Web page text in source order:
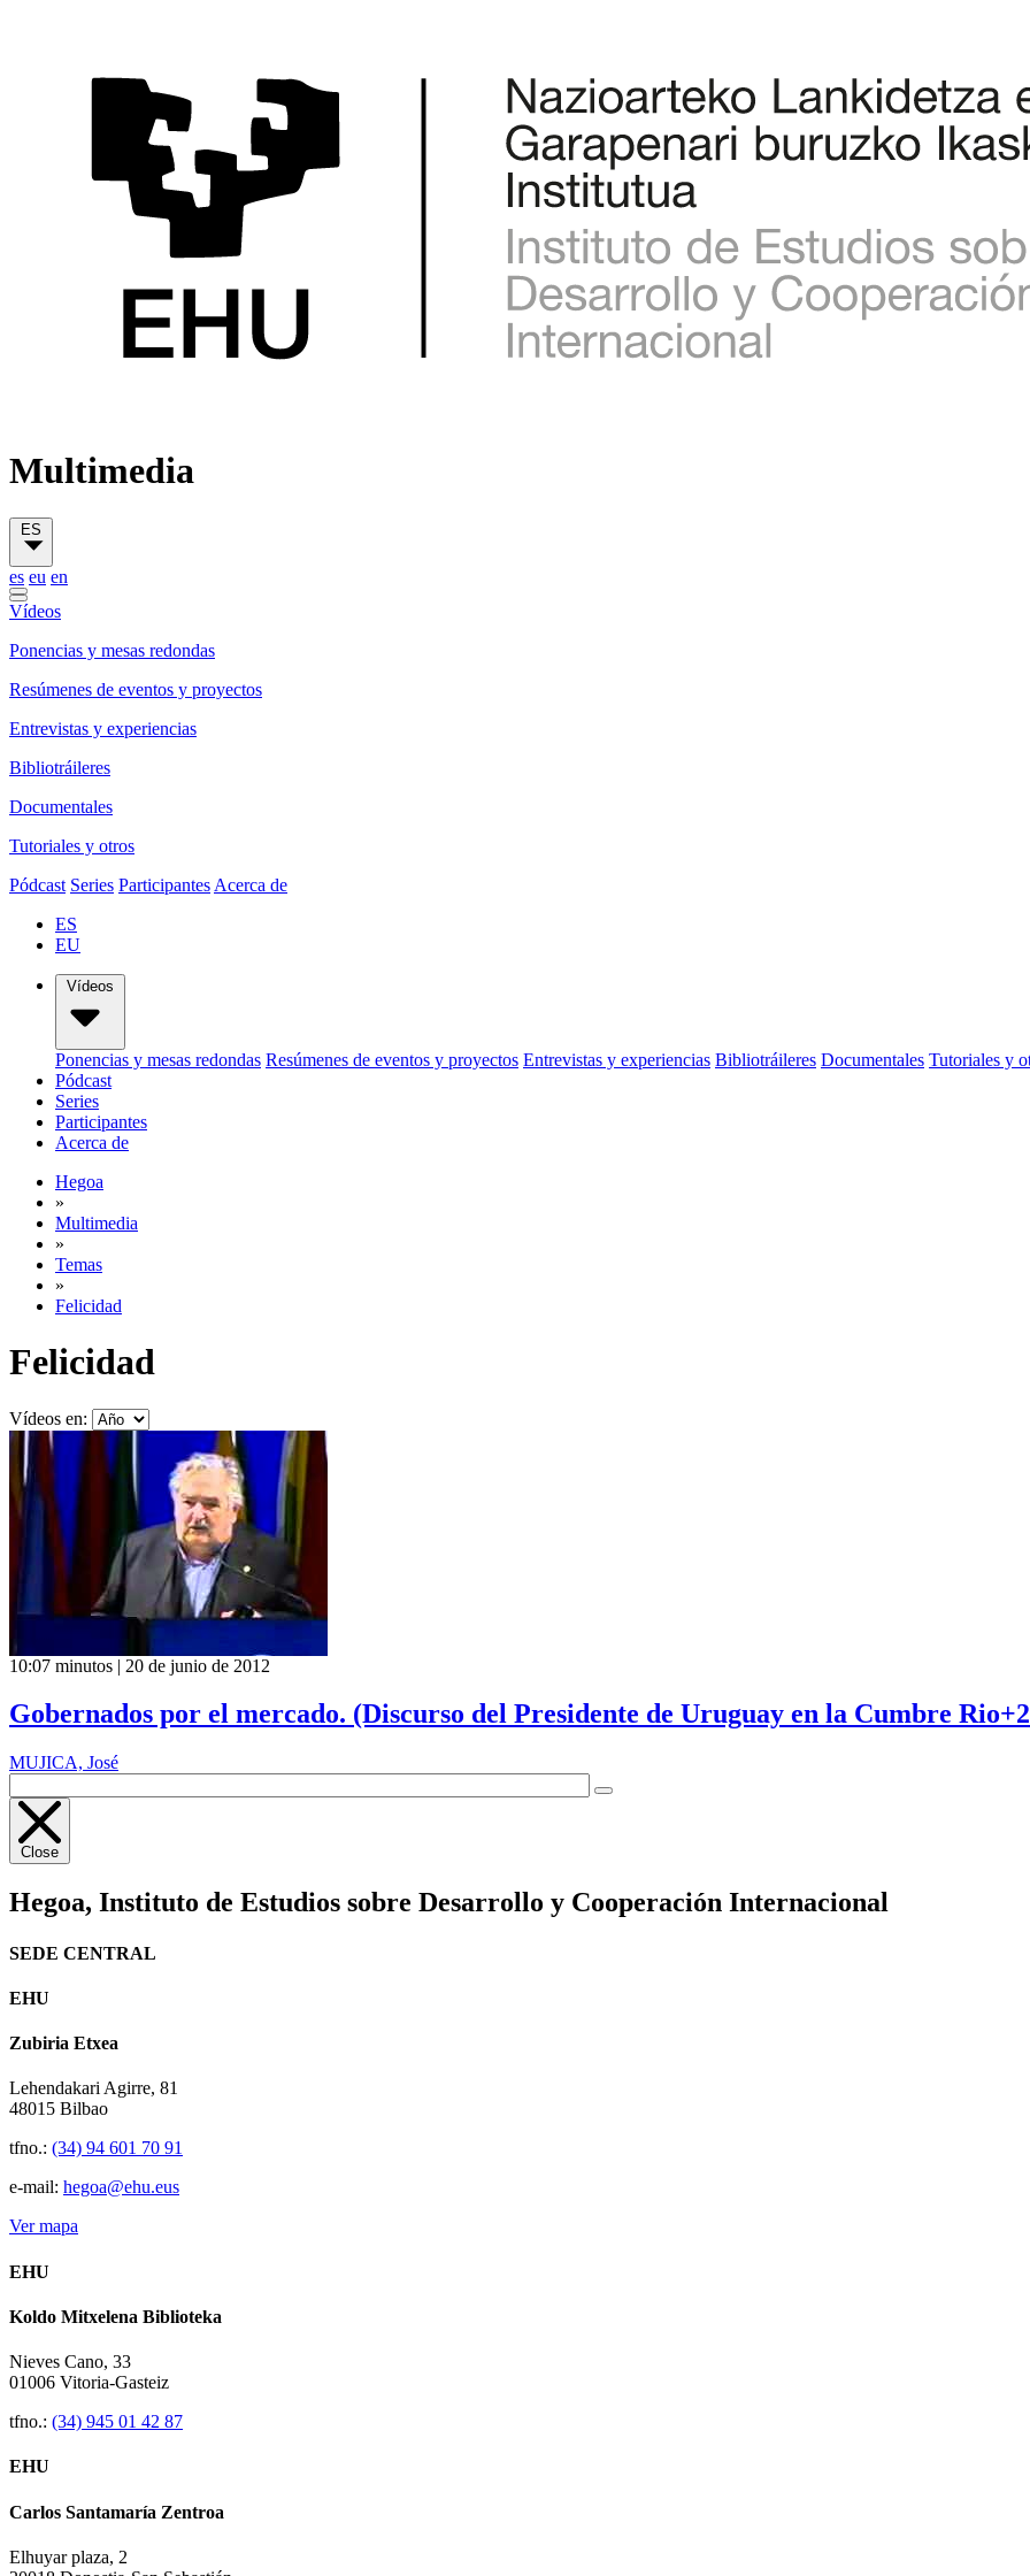
Multimedia
ES
es eu en
Vídeos
Ponencias y mesas redondas
Resúmenes de eventos y proyectos
Entrevistas y experiencias
Bibliotráileres
Documentales
Tutoriales y otros
Pódcast Series Participantes Acerca de
ES
EU
Vídeos
Ponencias y mesas redondas Resúmenes de eventos y proyectos Entrevistas y experiencias Bibliotráileres Documentales Tutoriales y
Pódcast
Series
Participantes
Acerca de
Hegoa
»
Multimedia
»
Temas
»
Felicidad
Felicidad
Vídeos en:
10:07 minutos | 20 de junio de 2012
Gobernados por el mercado. (Discurso del Presidente de Uruguay en la Cumbre
MUJICA, José
Close
Hegoa, Instituto de Estudios sobre Desarrollo y Cooperación Internacional
SEDE CENTRAL
EHU
Zubiria Etxea
Lehendakari Agirre, 81
48015 Bilbao
tfno.: (34) 94 601 70 91
e-mail: hegoa@ehu.eus
Ver mapa
EHU
Koldo Mitxelena Biblioteka
Nieves Cano, 33
01006 Vitoria-Gasteiz
tfno.: (34) 945 01 42 87
EHU
Carlos Santamaría Zentroa
Elhuyar plaza, 2